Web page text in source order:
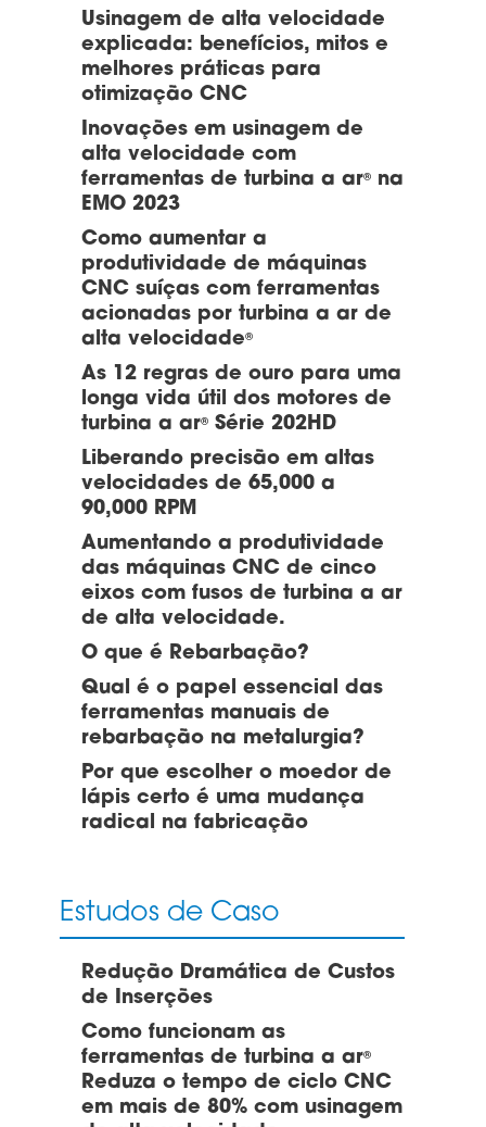
Usinagem de alta velocidade
explicada: benefícios, mitos e
melhores práticas para
otimização CNC
Inovações em usinagem de
alta velocidade com
ferramentas de turbina a ar®
na
EMO 2023
Como aumentar a
produtividade de máquinas
CNC suíças com ferramentas
acionadas por turbina a ar de
alta velocidade®
As 12 regras de ouro para uma
longa vida útil dos motores de
turbina a ar®
Série 202HD
Liberando precisão em altas
velocidades de 65,000 a
90,000 RPM
Aumentando a produtividade
das máquinas CNC de cinco
eixos com fusos de turbina a ar
de alta velocidade.
O que é Rebarbação?
Qual é o papel essencial das
ferramentas manuais de
rebarbação na metalurgia?
Por que escolher o moedor de
lápis certo é uma mudança
radical na fabricação
Estudos de Caso
Redução Dramática de Custos
de Inserções
Como funcionam as
ferramentas de turbina a ar®
Reduza o tempo de ciclo CNC
em mais de 80% com usinagem